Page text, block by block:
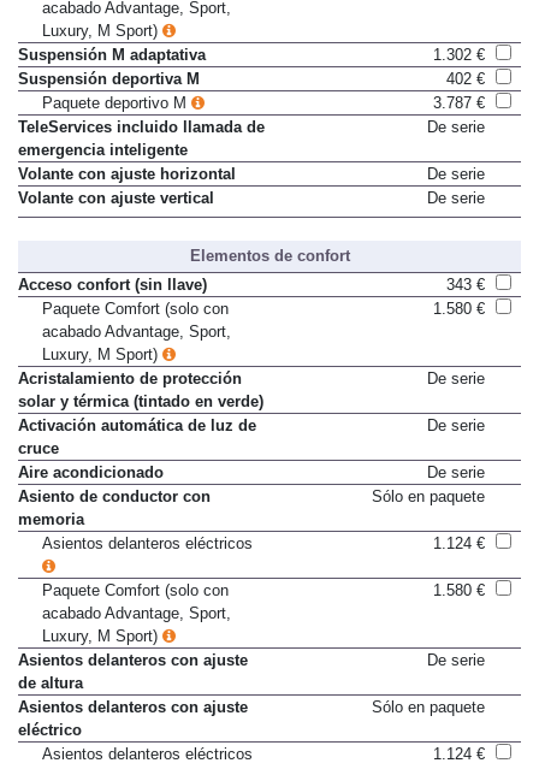
Paquete Innovation (solo con
acabado Advantage, Sport,
Luxury, M Sport)
Suspensión M adaptativa
1.302 €
Suspensión deportiva M
402 €
Paquete deportivo M
3.787 €
TeleServices incluido llamada de
emergencia inteligente
Volante con ajuste horizontal
De serie
Volante con ajuste vertical
De serie
Elementos de confort
Acceso confort (sin llave)
343 €
Paquete Comfort (solo con
acabado Advantage, Sport,
Luxury, M Sport)
Acristalamiento de protección
solar y térmica (tintado en verde)
Activación automática de luz de
cruce
Aire acondicionado
De serie
Asiento de conductor con
memoria
Asientos delanteros eléctricos
Paquete Comfort (solo con
acabado Advantage, Sport,
Luxury, M Sport)
Asientos delanteros con ajuste
de altura
Asientos delanteros con ajuste
eléctrico